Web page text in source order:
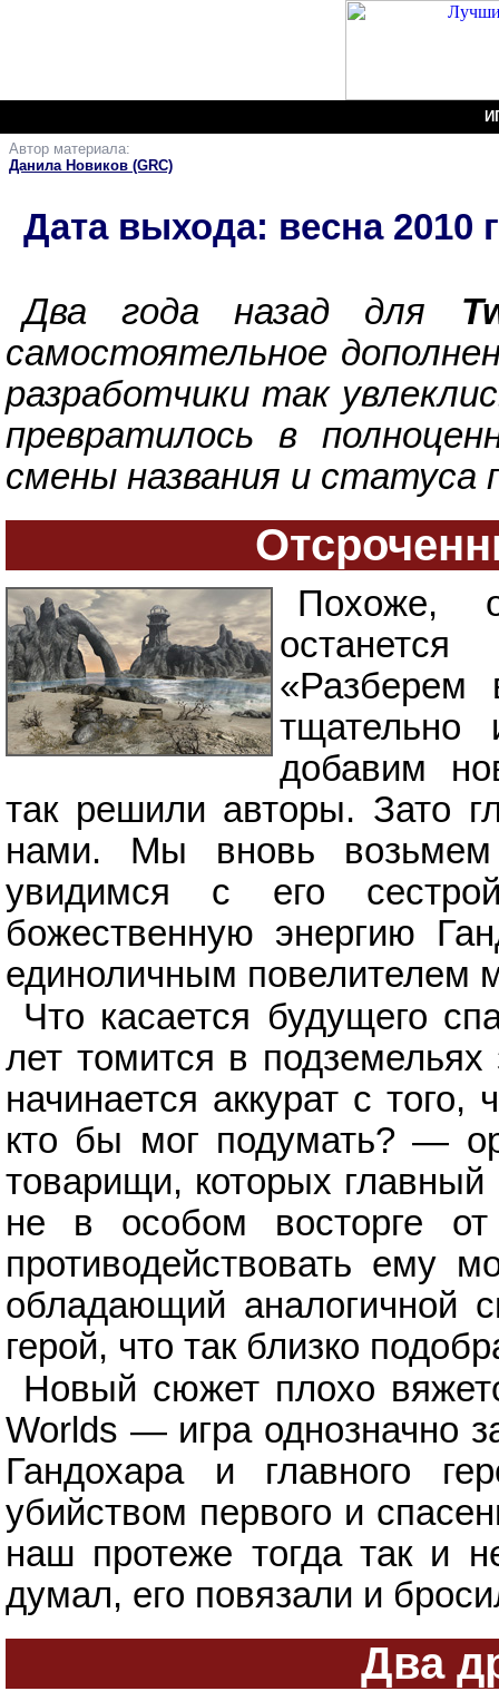
Автор материала:
Данила Новиков (GRC)
Дата выхода: весна 2010
Два года назад для
самостоятельное
разработчики так
превратилось в
смены названия и статуса
Похоже,
«Разберем
тщательно
добавим
так решили авторы. Зато
нами. Мы вновь возьмем
увидимся с его
божественную энергию
единоличным повелителем
Что касается будущего
лет томится в подземельях
начинается аккурат с
кто бы мог подумать? —
товарищи, которых
не в особом восторге
противодействовать ему
обладающий аналогичной
герой, что так близко
Новый сюжет плохо
Worlds — игра однозначно
Гандохара и главного
убийством первого и
наш протеже тогда так и
думал, его повязали и
Два